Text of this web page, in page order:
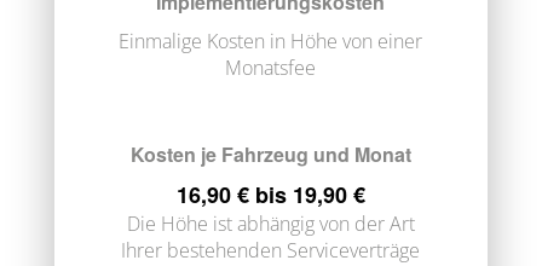
Einmalige Kosten in Höhe von einer
Monatsfee
Kosten je Fahrzeug und Monat
16,90 € bis 19,90 €
Die Höhe ist abhängig von der Art
Ihrer bestehenden Serviceverträge